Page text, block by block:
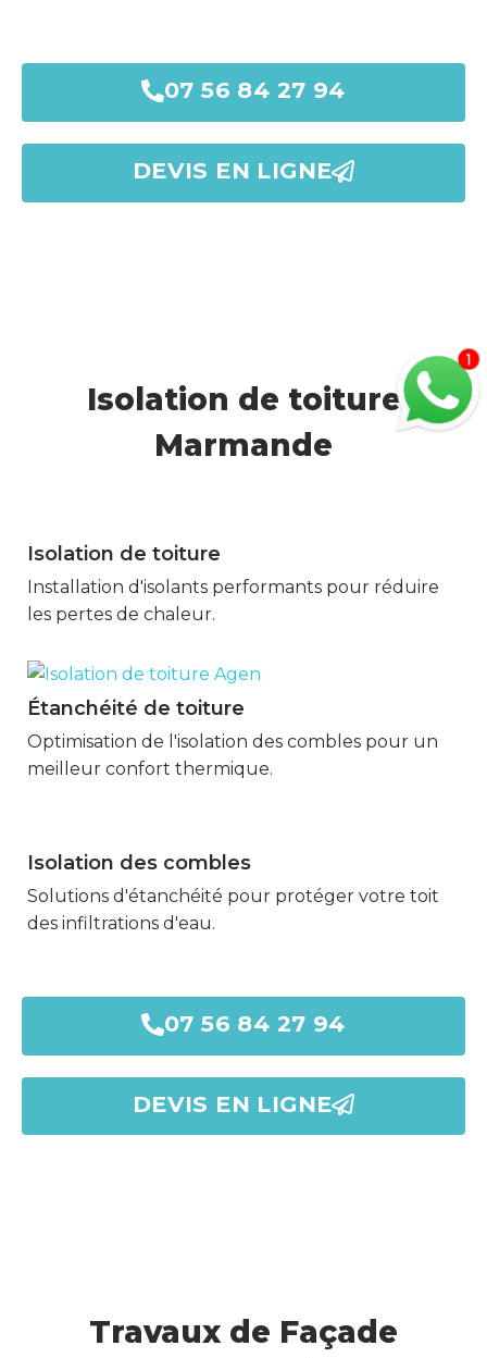
07 56 84 27 94
DEVIS EN LIGNE
Isolation de toiture
Marmande
Isolation de toiture
Installation d'isolants performants pour réduire
les pertes de chaleur.
Étanchéité de toiture
Optimisation de l'isolation des combles pour un
meilleur confort thermique.
Isolation des combles
Solutions d'étanchéité pour protéger votre toit
des infiltrations d'eau.
07 56 84 27 94
DEVIS EN LIGNE
Travaux de Façade